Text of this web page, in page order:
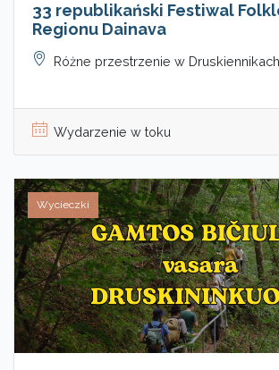
33 republikański Festiwal
Regionu Dainava
Różne przestrzenie w
Wydarzenie w toku
Wycieczki